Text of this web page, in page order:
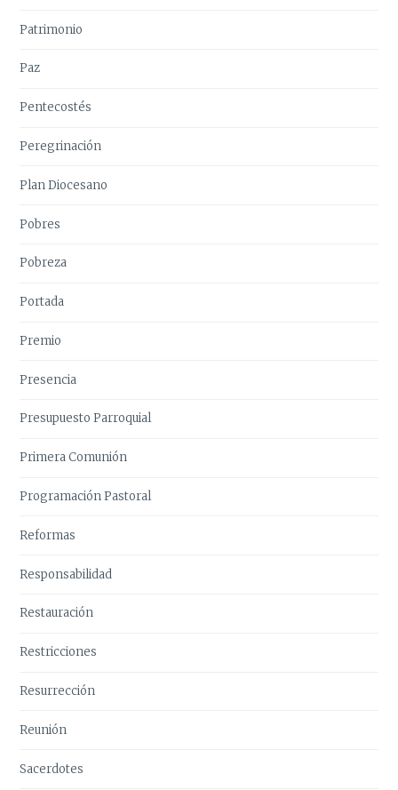
Patrimonio
Paz
Pentecostés
Peregrinación
Plan Diocesano
Pobres
Pobreza
Portada
Premio
Presencia
Presupuesto Parroquial
Primera Comunión
Programación Pastoral
Reformas
Responsabilidad
Restauración
Restricciones
Resurrección
Reunión
Sacerdotes